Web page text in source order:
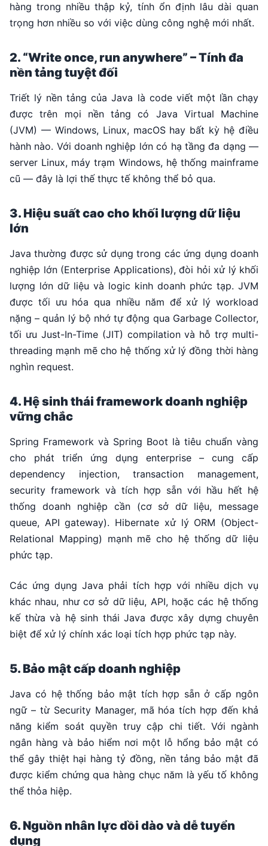
hàng trong nhiều thập kỷ, tính ổn định lâu dài quan
trọng hơn nhiều so với việc dùng công nghệ mới nhất.
2. “Write once, run anywhere” – Tính đa
nền tảng tuyệt đối
Triết lý nền tảng của Java là code viết một lần chạy
được trên mọi nền tảng có Java Virtual Machine
(JVM) — Windows, Linux, macOS hay bất kỳ hệ điều
hành nào. Với doanh nghiệp lớn có hạ tầng đa dạng —
server Linux, máy trạm Windows, hệ thống mainframe
cũ — đây là lợi thế thực tế không thể bỏ qua.
3. Hiệu suất cao cho khối lượng dữ liệu
lớn
Java thường được sử dụng trong các ứng dụng doanh
nghiệp lớn (Enterprise Applications), đòi hỏi xử lý khối
lượng lớn dữ liệu và logic kinh doanh phức tạp. JVM
được tối ưu hóa qua nhiều năm để xử lý workload
nặng – quản lý bộ nhớ tự động qua Garbage Collector,
tối ưu Just-In-Time (JIT) compilation và hỗ trợ multi-
threading mạnh mẽ cho hệ thống xử lý đồng thời hàng
nghìn request.
4. Hệ sinh thái framework doanh nghiệp
vững chắc
Spring Framework và Spring Boot là tiêu chuẩn vàng
cho phát triển ứng dụng enterprise – cung cấp
dependency injection, transaction management,
security framework và tích hợp sẵn với hầu hết hệ
thống doanh nghiệp cần (cơ sở dữ liệu, message
queue, API gateway). Hibernate xử lý ORM (Object-
Relational Mapping) mạnh mẽ cho hệ thống dữ liệu
phức tạp.
Các ứng dụng Java phải tích hợp với nhiều dịch vụ
khác nhau, như cơ sở dữ liệu, API, hoặc các hệ thống
kế thừa và hệ sinh thái Java được xây dựng chuyên
biệt để xử lý chính xác loại tích hợp phức tạp này.
5. Bảo mật cấp doanh nghiệp
Java có hệ thống bảo mật tích hợp sẵn ở cấp ngôn
ngữ – từ Security Manager, mã hóa tích hợp đến khả
năng kiểm soát quyền truy cập chi tiết. Với ngành
ngân hàng và bảo hiểm nơi một lỗ hổng bảo mật có
thể gây thiệt hại hàng tỷ đồng, nền tảng bảo mật đã
được kiểm chứng qua hàng chục năm là yếu tố không
thể thỏa hiệp.
6. Nguồn nhân lực dồi dào và dễ tuyển
dụng